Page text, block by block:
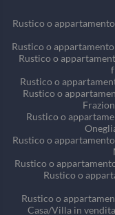
Rustico o
Rustico o
Rustico o
Rustico o
Rustico o
Rustico o
Rustico o
Rustico o
Rustico o
Rustico o
Casa/Villa in